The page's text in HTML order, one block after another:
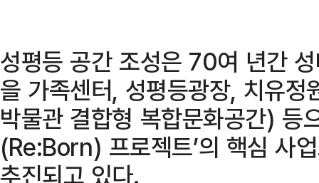
성평등 공간 조성은 70여 년간
을 가족센터, 성평등광장, 치유정
박물관 결합형 복합문화공간) 등
(Re:Born) 프로젝트’의 핵심 사
추진되고 있다.